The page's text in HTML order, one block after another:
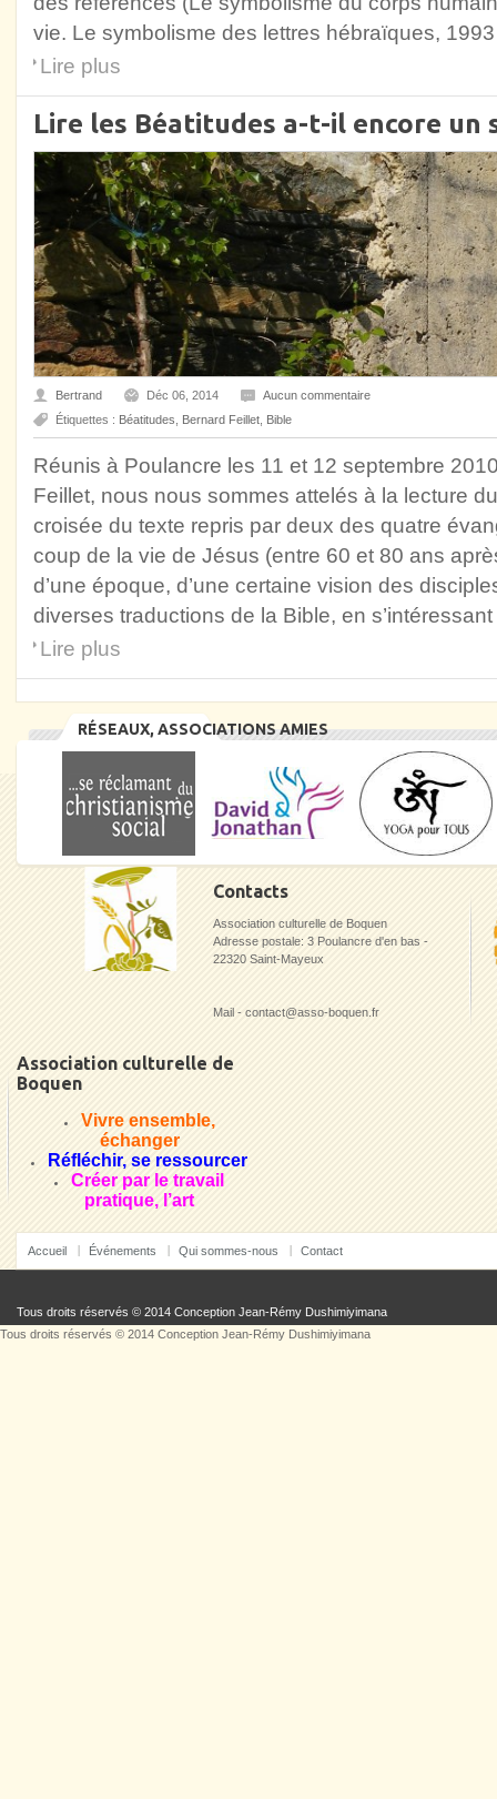
vie. Le symbolisme des lettres hébraïques, 1993
Lire plus
Lire les Béatitudes a-t-il encore un
Bertrand Déc 06, 2014
Aucun commentaire
Étiquettes : Béatitudes Bernard Feillet Bible
Réunis à Poulancre les 11 et 12 septembre
Feillet, nous nous sommes attelés à la lecture
croisée du texte repris par deux des quatre
coup de la vie de Jésus (entre 60 et 80 ans
d’une époque, d’une certaine vision des
diverses traductions de la Bible, en s’intéressant
Lire plus
RÉSEAUX, ASSOCIATIONS AMIES
Contacts
Association culturelle de Boquen
Adresse postale: 3 Poulancre d'en bas -
22320 Saint-Mayeux
Mail - contact@asso-boquen.fr
Association culturelle de
Boquen
Vivre ensemble,
échanger
Réfléchir, se ressourcer
Créer par le travail
pratique, l’art
Accueil Événements Qui sommes-nous Contact
Tous droits réservés © 2014 Conception Jean-Rémy Dushimiyimana
Tous droits réservés © 2014 Conception Jean-Rémy Dushimiyimana